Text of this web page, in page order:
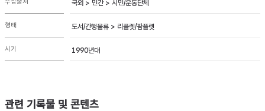
국외 > 민간 > 시민/운동단체
형태 도서/간행물류 > 리플렛/팜플렛
시기 1990년대
관련 기록물 및 콘텐츠